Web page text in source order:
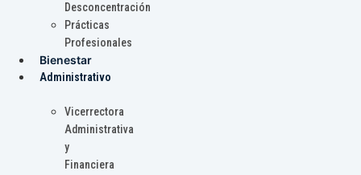
Desconcentración
Prácticas
Profesionales
Bienestar
Administrativo
Vicerrectora
Administrativa
y
Financiera